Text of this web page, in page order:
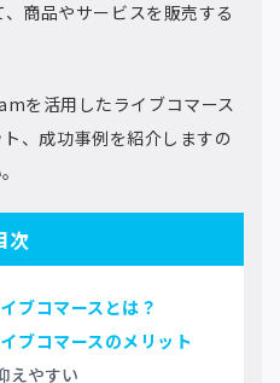
商品やサービスを販売する
を活用したライブコマース
、成功事例を紹介しますの
次
ブコマースとは？
ブコマースのメリット
えやすい